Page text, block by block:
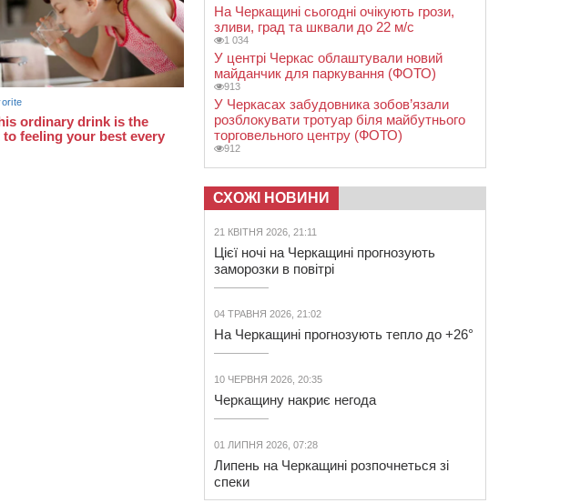
На Черкащині сьогодні очікують грози,
зливи, град та шквали до 22 м/с
1 034
У центрі Черкас облаштували новий
майданчик для паркування (ФОТО)
913
У Черкасах забудовника зобов’язали
розблокувати тротуар біля майбутнього
торговельного центру (ФОТО)
912
СХОЖІ НОВИНИ
21 КВІТНЯ 2026, 21:11
Цієї ночі на Черкащині прогнозують
заморозки в повітрі
04 ТРАВНЯ 2026, 21:02
На Черкащині прогнозують тепло до +26°
10 ЧЕРВНЯ 2026, 20:35
Черкащину накриє негода
01 ЛИПНЯ 2026, 07:28
Липень на Черкащині розпочнеться зі
спеки